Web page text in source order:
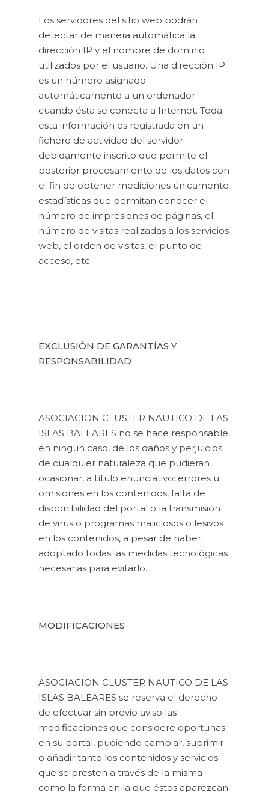
Los servidores del sitio web podrán
detectar de manera automática la
dirección IP y el nombre de dominio
utilizados por el usuario. Una dirección IP
es un número asignado
automáticamente a un ordenador
cuando ésta se conecta a Internet. Toda
esta información es registrada en un
fichero de actividad del servidor
debidamente inscrito que permite el
posterior procesamiento de los datos con
el fin de obtener mediciones únicamente
estadísticas que permitan conocer el
número de impresiones de páginas, el
número de visitas realizadas a los servicios
web, el orden de visitas, el punto de
acceso, etc.
EXCLUSIÓN DE GARANTÍAS Y
RESPONSABILIDAD
ASOCIACION CLUSTER NAUTICO DE LAS
ISLAS BALEARES no se hace responsable,
en ningún caso, de los daños y perjuicios
de cualquier naturaleza que pudieran
ocasionar, a título enunciativo: errores u
omisiones en los contenidos, falta de
disponibilidad del portal o la transmisión
de virus o programas maliciosos o lesivos
en los contenidos, a pesar de haber
adoptado todas las medidas tecnológicas
necesarias para evitarlo.
MODIFICACIONES
ASOCIACION CLUSTER NAUTICO DE LAS
ISLAS BALEARES se reserva el derecho
de efectuar sin previo aviso las
modificaciones que considere oportunas
en su portal, pudiendo cambiar, suprimir
o añadir tanto los contenidos y servicios
que se presten a través de la misma
como la forma en la que éstos aparezcan